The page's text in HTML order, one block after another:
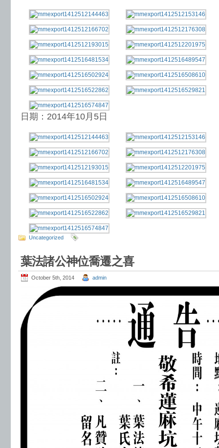
日期：2014年10月5日
Uncategorized
葉法諸公神位喬遷之喜
October 5th, 2014 admin